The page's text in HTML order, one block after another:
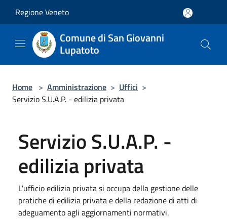
Regione Veneto
Comune di San Giovanni
Lupatoto
Home > Amministrazione > Uffici >
Servizio S.U.A.P. - edilizia privata
Servizio S.U.A.P. -
edilizia privata
L'ufficio edilizia privata si occupa della gestione delle
pratiche di edilizia privata e della redazione di atti di
adeguamento agli aggiornamenti normativi.